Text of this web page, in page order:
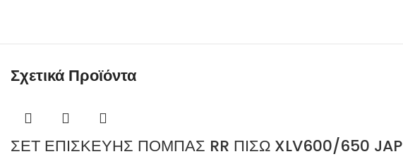
Σχετικά Προϊόντα
ΣΕΤ ΕΠΙΣΚΕΥΗΣ ΠΟΜΠΑΣ RR ΠΙΣΩ XLV600/650 JAP